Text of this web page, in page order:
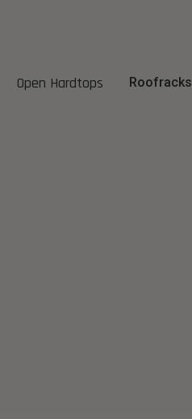
Open Hardtops Roofracks